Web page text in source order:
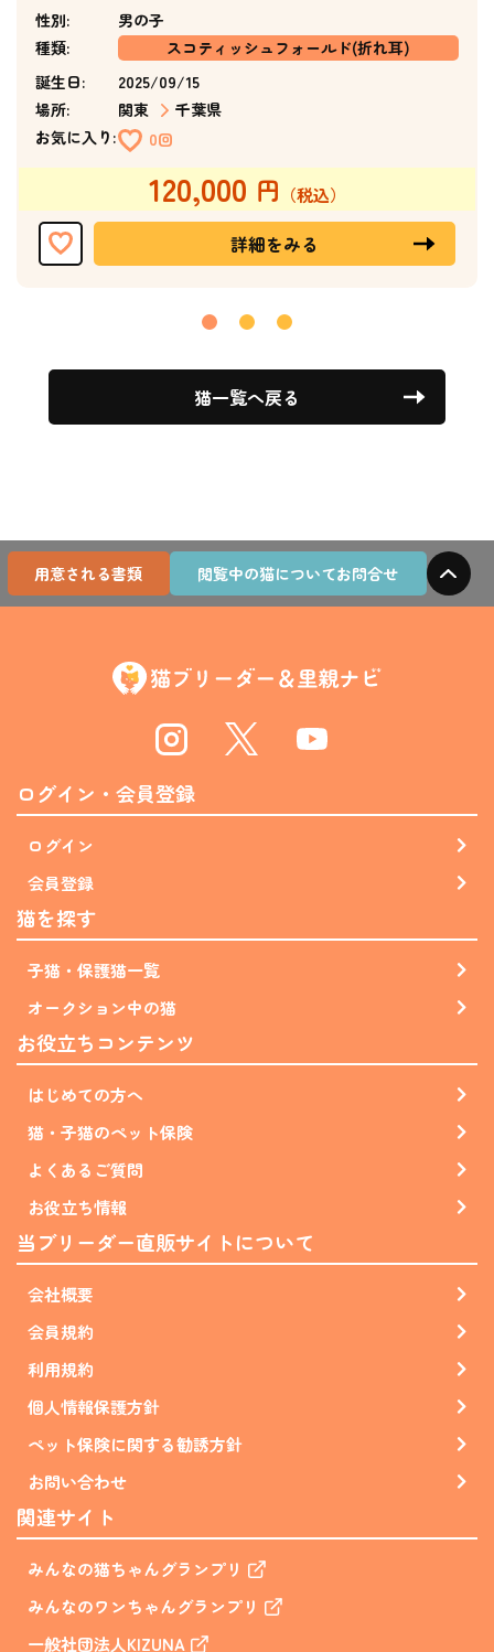
性別:
男の子
種類:
スコティッシュフォールド(折れ耳)
誕生日:
2025/09/15
場所:
関東
千葉県
お気に入り:
0回
120,000
詳細をみる
猫一覧へ戻る
用意される書類 閲覧中の猫についてお問合せ
Instagram Twitter Youtube
ログイン・会員登録
ログイン
会員登録
猫を探す
子猫・保護猫一覧
オークション中の猫
お役立ちコンテンツ
はじめての方へ
猫・子猫のペット保険
よくあるご質問
お役立ち情報
当ブリーダー直販サイトについて
会社概要
会員規約
利用規約
個人情報保護方針
ペット保険に関する勧誘方針
お問い合わせ
関連サイト
みんなの猫ちゃんグランプリ
みんなのワンちゃんグランプリ
一般社団法人KIZUNA